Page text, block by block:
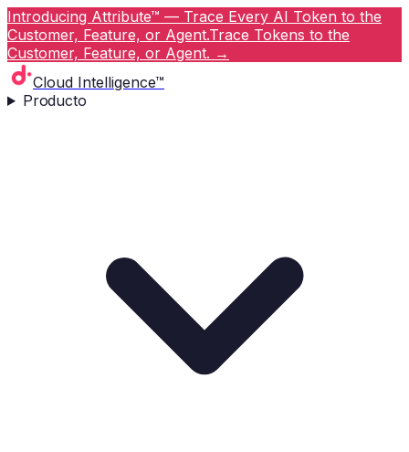
Introducing Attribute™ — Trace Every AI Token to the
Customer, Feature, or Agent.Trace Tokens to the
Customer, Feature, or Agent. →
Cloud Intelligence™
Producto